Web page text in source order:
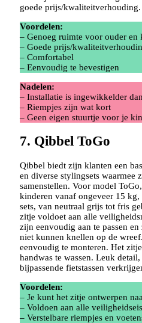
goede prijs/kwaliteitverhouding.
Voordelen:
– Genoeg ruimte voor ouder en
– Goede prijs/
– Comfortabel
– Eenvoudig te bevestigen
Nadelen:
– Installatie is ingewikkelder
– Riempjes zijn wat kort
– Geen eigen stuurtje voor je
7. Qibbel ToGo
Qibbel biedt zijn klanten een
en diverse stylingsets waarmee
samenstellen. Voor model
kinderen vanaf ongeveer 15
sets, van neutraal grijs tot fris
zitje voldoet aan alle
zijn eenvoudig aan te passen
niet kunnen knellen op de
eenvoudig te monteren. Het
handwas te wassen. Leuk
bijpassende fietstassen
Voordelen:
– Je kunt het zitje ontwerpen
– Voldoen aan alle
– Verstelbare riempjes en